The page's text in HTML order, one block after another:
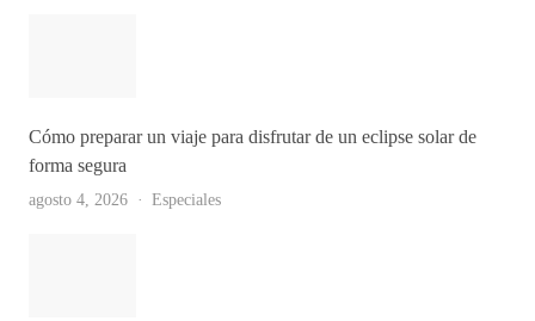
Cómo preparar un viaje para disfrutar de un eclipse solar de
forma segura
agosto 4, 2026 Especiales